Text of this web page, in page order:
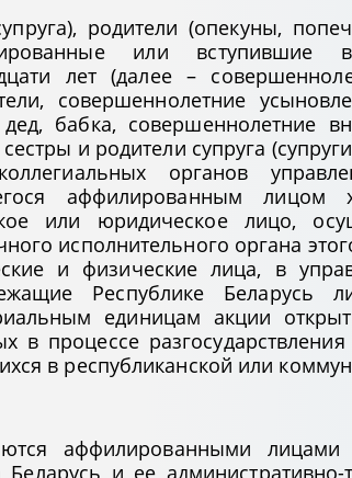
родители (опекуны,
или
лет (далее –
совершеннолетние
дед, бабка, совершеннолетние
и родители супруга
органов
аффилированным лицом
или юридическое лицо,
исполнительного органа
и физические лица, в
Республике Беларусь
единицам акции
в процессе
в республиканской или
аффилированными лицами
Беларусь и ее